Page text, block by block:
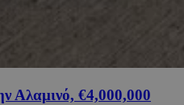
Αλαμινό, €4,000,000